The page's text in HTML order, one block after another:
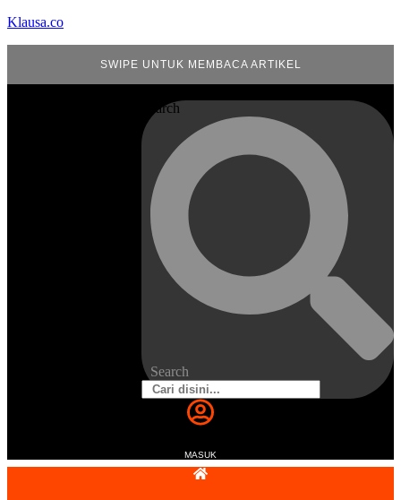
Klausa.co
SWIPE UNTUK MEMBACA ARTIKEL
Search
Search
MASUK